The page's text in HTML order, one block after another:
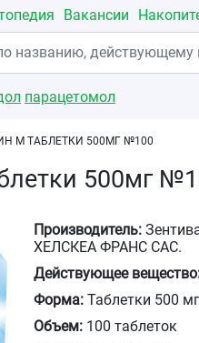
Вакансии
парацетомол
М ТАБЛЕТКИ 500МГ №100
500мг
Производитель:
ХЕЛСКЕА ФРАНС САС.
Действующее
Форма: Таблетки 500 мг
Объем: 100 таблеток